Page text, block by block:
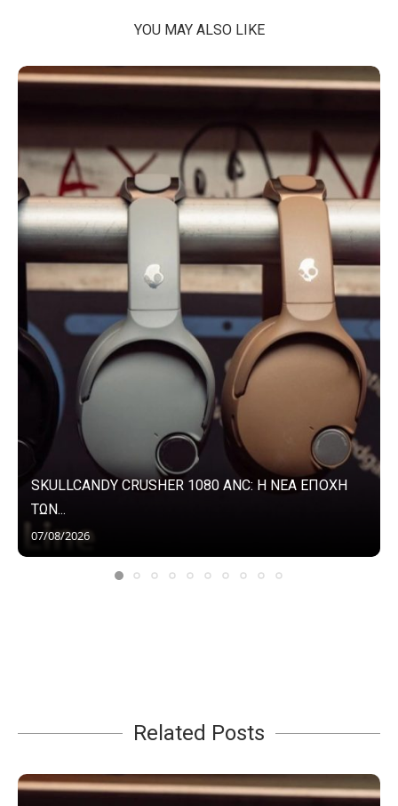
YOU MAY ALSO LIKE
SKULLCANDY CRUSHER 1080 ANC: Η ΝΕΑ ΕΠΟΧΗ
ΤΩΝ...
07/08/2026
Related Posts